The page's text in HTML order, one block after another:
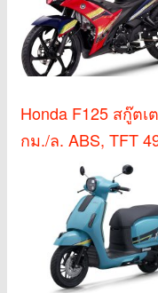
Honda F125 สกู๊ต
กม./ล. ABS, TFT